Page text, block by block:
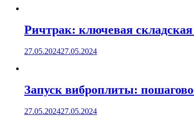
Ричтрак: ключевая
27.05.202427.05.2024
Запуск виброплиты:
27.05.202427.05.2024